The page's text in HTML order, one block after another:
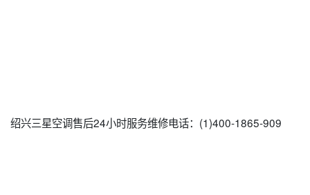
绍兴三星空调售后24小时服务维修电话：(1)400-1865-909